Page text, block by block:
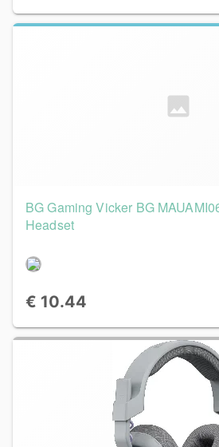
BG Gaming Vicker BG
Headset
€ 10.44